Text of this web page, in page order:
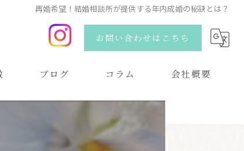
再婚希望！結婚相談所が提供する年内成婚の秘訣とは？
お問い合わせはこちら
ブログ コラム 会社概要